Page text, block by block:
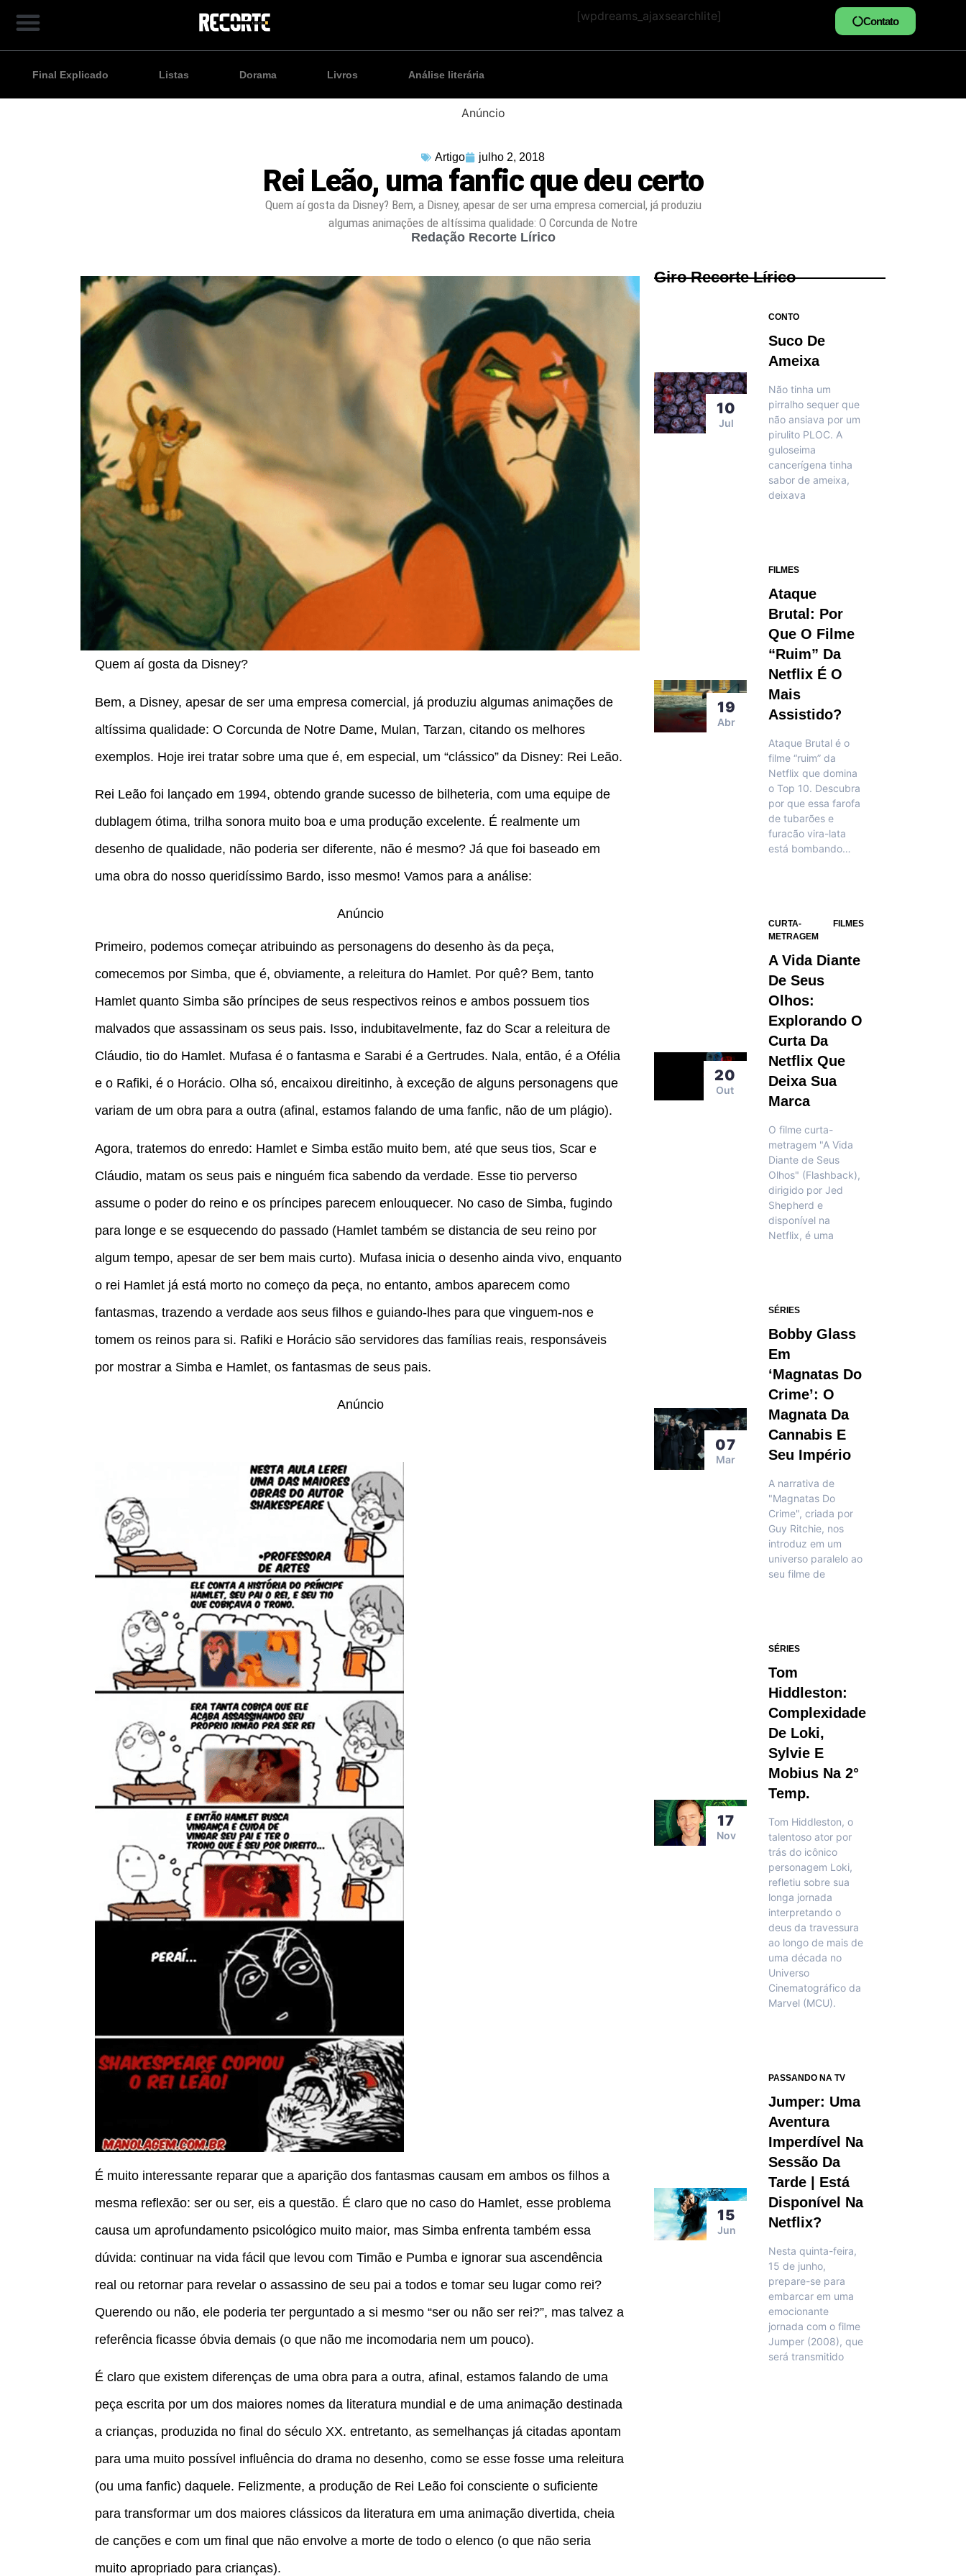
[wpdreams_ajaxsearchlite] Contato
Final Explicado Listas Dorama Livros Análise literária
Anúncio
Artigo julho 2, 2018
Rei Leão, uma fanfic que deu certo
Quem aí gosta da Disney? Bem, a Disney, apesar de ser uma empresa comercial, já produziu
algumas animações de altíssima qualidade: O Corcunda de Notre
Redação Recorte Lírico
Quem aí gosta da Disney?
Bem, a Disney, apesar de ser uma empresa comercial, já produziu algumas animações de
altíssima qualidade: O Corcunda de Notre Dame, Mulan, Tarzan, citando os melhores
exemplos. Hoje irei tratar sobre uma que é, em especial, um “clássico” da Disney: Rei Leão.
Rei Leão foi lançado em 1994, obtendo grande sucesso de bilheteria, com uma equipe de
dublagem ótima, trilha sonora muito boa e uma produção excelente. É realmente um
desenho de qualidade, não poderia ser diferente, não é mesmo? Já que foi baseado em
uma obra do nosso queridíssimo Bardo, isso mesmo! Vamos para a análise:
Anúncio
Primeiro, podemos começar atribuindo as personagens do desenho às da peça,
comecemos por Simba, que é, obviamente, a releitura do Hamlet. Por quê? Bem, tanto
Hamlet quanto Simba são príncipes de seus respectivos reinos e ambos possuem tios
malvados que assassinam os seus pais. Isso, indubitavelmente, faz do Scar a releitura de
Cláudio, tio do Hamlet. Mufasa é o fantasma e Sarabi é a Gertrudes. Nala, então, é a Ofélia
e o Rafiki, é o Horácio. Olha só, encaixou direitinho, à exceção de alguns personagens que
variam de um obra para a outra (afinal, estamos falando de uma fanfic, não de um plágio).
Agora, tratemos do enredo: Hamlet e Simba estão muito bem, até que seus tios, Scar e
Cláudio, matam os seus pais e ninguém fica sabendo da verdade. Esse tio perverso
assume o poder do reino e os príncipes parecem enlouquecer. No caso de Simba, fugindo
para longe e se esquecendo do passado (Hamlet também se distancia de seu reino por
algum tempo, apesar de ser bem mais curto). Mufasa inicia o desenho ainda vivo, enquanto
o rei Hamlet já está morto no começo da peça, no entanto, ambos aparecem como
fantasmas, trazendo a verdade aos seus filhos e guiando-lhes para que vinguem-nos e
tomem os reinos para si. Rafiki e Horácio são servidores das famílias reais, responsáveis
por mostrar a Simba e Hamlet, os fantasmas de seus pais.
Anúncio
É muito interessante reparar que a aparição dos fantasmas causam em ambos os filhos a
mesma reflexão: ser ou ser, eis a questão. É claro que no caso do Hamlet, esse problema
causa um aprofundamento psicológico muito maior, mas Simba enfrenta também essa
dúvida: continuar na vida fácil que levou com Timão e Pumba e ignorar sua ascendência
real ou retornar para revelar o assassino de seu pai a todos e tomar seu lugar como rei?
Querendo ou não, ele poderia ter perguntado a si mesmo “ser ou não ser rei?”, mas talvez a
referência ficasse óbvia demais (o que não me incomodaria nem um pouco).
É claro que existem diferenças de uma obra para a outra, afinal, estamos falando de uma
peça escrita por um dos maiores nomes da literatura mundial e de uma animação destinada
a crianças, produzida no final do século XX. entretanto, as semelhanças já citadas apontam
para uma muito possível influência do drama no desenho, como se esse fosse uma releitura
(ou uma fanfic) daquele. Felizmente, a produção de Rei Leão foi consciente o suficiente
para transformar um dos maiores clássicos da literatura em uma animação divertida, cheia
de canções e com um final que não envolve a morte de todo o elenco (o que não seria
muito apropriado para crianças).
Giro Recorte Lírico
10
Jul
CONTO
Suco De
Ameixa
Não tinha um
pirralho sequer que
não ansiava por um
pirulito PLOC. A
guloseima
cancerígena tinha
sabor de ameixa,
deixava
19
Abr
FILMES
Ataque
Brutal: Por
Que O Filme
“ruim” Da
Netflix É O
Mais
Assistido?
Ataque Brutal é o
filme “ruim” da
Netflix que domina
o Top 10. Descubra
por que essa farofa
de tubarões e
furacão vira-lata
está bombando…
20
Out
CURTA-
METRAGEM
FILMES
A Vida Diante
De Seus
Olhos:
Explorando O
Curta Da
Netflix Que
Deixa Sua
Marca
O filme curta-
metragem "A Vida
Diante de Seus
Olhos" (Flashback),
dirigido por Jed
Shepherd e
disponível na
Netflix, é uma
07
Mar
SÉRIES
Bobby Glass
Em
‘Magnatas Do
Crime’: O
Magnata Da
Cannabis E
Seu Império
A narrativa de
"Magnatas Do
Crime", criada por
Guy Ritchie, nos
introduz em um
universo paralelo ao
seu filme de
17
Nov
SÉRIES
Tom
Hiddleston:
Complexidade
De Loki,
Sylvie E
Mobius Na 2°
Temp.
Tom Hiddleston, o
talentoso ator por
trás do icônico
personagem Loki,
refletiu sobre sua
longa jornada
interpretando o
deus da travessura
ao longo de mais de
uma década no
Universo
Cinematográfico da
Marvel (MCU).
15
Jun
PASSANDO NA TV
Jumper: Uma
Aventura
Imperdível Na
Sessão Da
Tarde | Está
Disponível Na
Netflix?
Nesta quinta-feira,
15 de junho,
prepare-se para
embarcar em uma
emocionante
jornada com o filme
Jumper (2008), que
será transmitido